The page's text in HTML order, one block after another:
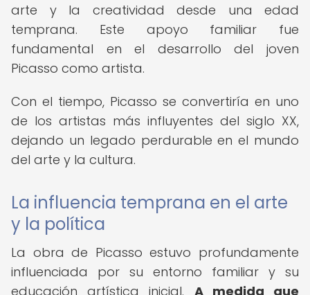
arte y la creatividad desde una edad
temprana. Este apoyo familiar fue
fundamental en el desarrollo del joven
Picasso como artista.
Con el tiempo, Picasso se convertiría en uno
de los artistas más influyentes del siglo XX,
dejando un legado perdurable en el mundo
del arte y la cultura.
La influencia temprana en el arte
y la política
La obra de Picasso estuvo profundamente
influenciada por su entorno familiar y su
educación artística inicial. A medida que